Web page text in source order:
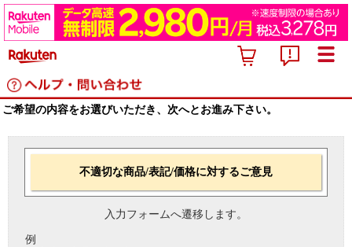
ご希望の内容をお選びいただき、次へとお進み下さい。
不適切な商品/表記/価格に対するご意見
入力フォームへ遷移します。
例